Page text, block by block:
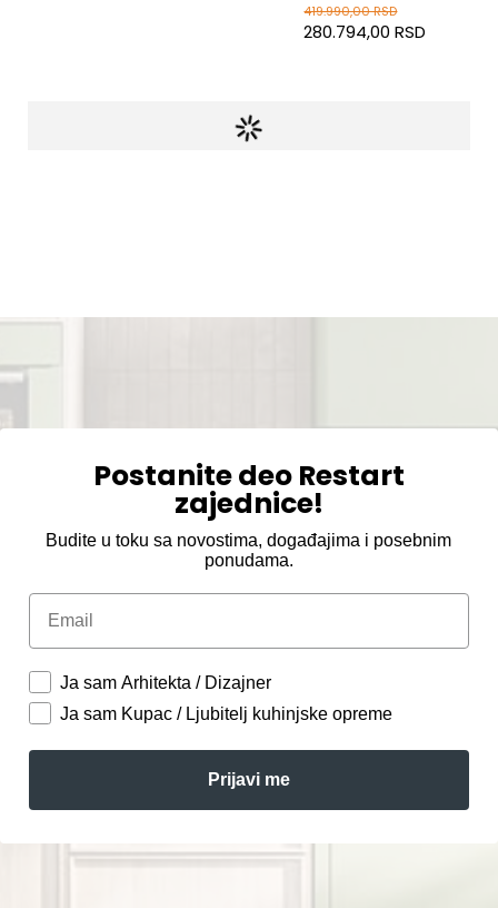
280.794,00 RSD
419.990,00 RSD
Postanite deo Restart
zajednice!
Budite u toku sa novostima, događajima i posebnim
ponudama.
Email
Ja sam Arhitekta / Dizajner
Ja sam Kupac / Ljubitelj kuhinjske opreme
Prijavi me